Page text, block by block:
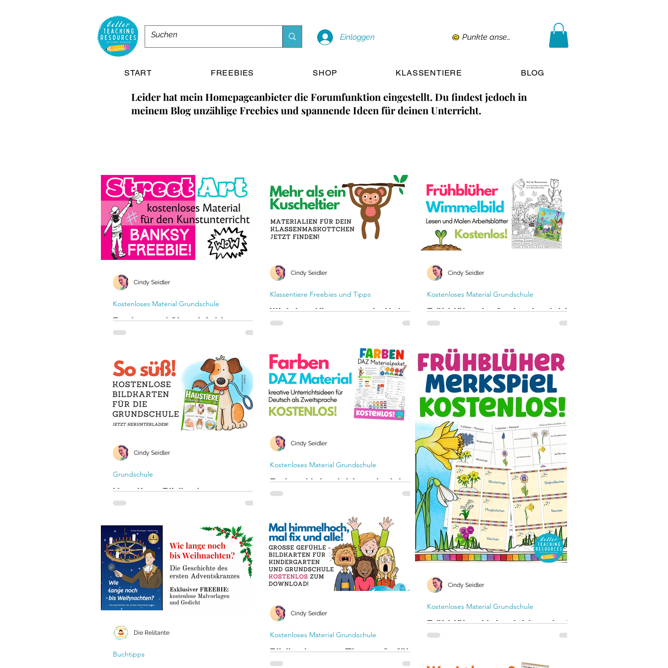
Einloggen Punkte ansehen
START FREEBIES SHOP KLASSENTIERE BLOG
Leider hat mein Homepageanbieter die Forumfunktion eingestellt. Du findest jedoch in
meinem Blog unzählige Freebies und spannende Ideen für deinen Unterricht.
Banksy und Street Art im
Kunstunterricht - kostenloses
Sekundarstufe
„Eine Wand war schon immer der beste
Ort, um Kunst zu präsentieren.“ – Banksy
Street Art im Klassenzimmer – mit Banksy
kreativ und kritisch unterrichten -
kostenlose Unterrichtseinheit für Kunst in
der Sekundarstufe
Kostenloses Material Grundschule
Cindy Seidler
Welches Klassenmaskottchen
soll es denn werden?
Klassenmaskottchen finden leicht
gemacht! Für den Schulanfang in der
Grundschule braucht man ein Klassentier.
Klassentiere Freebies und Tipps
Cindy Seidler
Frühblüher im Sachunterricht -
kostenloses Wimmelbild für
Jetzt kostenlos herunterladen! Für die
Förderung des aufmerksamen Lesens und
die Wiederholung der Frühblüher im
Sachunterricht.
Kostenloses Material Grundschule
Cindy Seidler
Haustiere Bildkarten -
kostenlos für DAZ oder den
Grundschule
Neuer FREEBIE! Zum Thema Haustiere
bekommst du diese wunderschönen
Bildkarten kostenlos direkt zum
Download! ❤️
Grundschule
Cindy Seidler
Farben Unterrichtsmaterial
Deutsch als Zweitsprache
Farben im DAZ Unterricht - neues
kostenloses Material mit Arbeitsblättern
und Unterrichtsideen - Download als PDF I
Grundschulmaterial
Kostenloses Material Grundschule
Cindy Seidler
Frühblüher Unterrichtsmaterial
für die Grundschule kostenlos!
Kostenloses Material Grundschule
Cindy Seidler
Buchtipps
Die Relitante
Bildkarten zum Thema Gefühle
Kostenloses Material Grundschule
Cindy Seidler